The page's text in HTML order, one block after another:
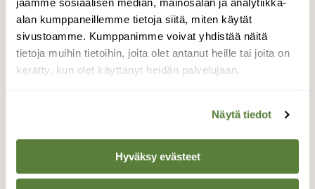
jaamme sosiaalisen median, mainosalan ja analytiikka-
alan kumppaneillemme tietoja siitä, miten käytät
sivustoamme. Kumppanimme voivat yhdistää näitä
tietoja muihin tietoihin, joita olet antanut heille tai joita on
kerätty, kun olet käyttänyt heidän palvelujaan.
Näytä tiedot
Hyväksy evästeet
ajan Helsingin Pajamäessä. Poikueeseen
kuului emo ja kolme poikasta. Näin pitkään
samaa poikuetta seuraamalla poikasten
ominaispiirteet ja tavat toimia tulivat
tutuiksi. Koostin materiaalista noin 15 min
poikaset tekivät mm. ensiliitonsa.
Valokuvaaja: Janne Salomeri, Helsinki 20.5.2020